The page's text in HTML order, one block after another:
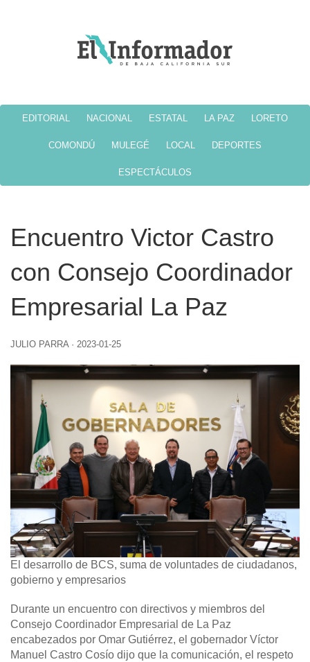
EDITORIAL NACIONAL ESTATAL LA PAZ LORETO
COMONDÚ MULEGÉ LOCAL DEPORTES
ESPECTÁCULOS
Encuentro Victor Castro
con Consejo Coordinador
Empresarial La Paz
JULIO PARRA · 2023-01-25
El desarrollo de BCS, suma de voluntades de ciudadanos,
gobierno y empresarios
Durante un encuentro con directivos y miembros del
Consejo Coordinador Empresarial de La Paz
encabezados por Omar Gutiérrez, el gobernador Víctor
Manuel Castro Cosío dijo que la comunicación, el respeto